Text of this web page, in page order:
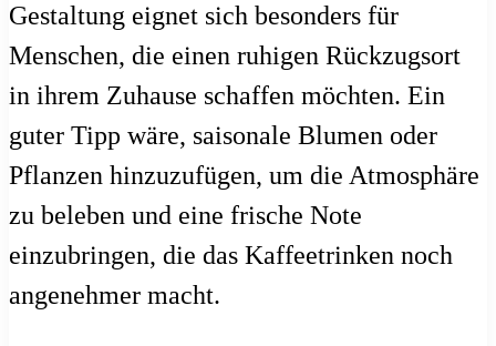
Gestaltung eignet sich besonders für
Menschen, die einen ruhigen Rückzugsort
in ihrem Zuhause schaffen möchten. Ein
guter Tipp wäre, saisonale Blumen oder
Pflanzen hinzuzufügen, um die Atmosphäre
zu beleben und eine frische Note
einzubringen, die das Kaffeetrinken noch
angenehmer macht.